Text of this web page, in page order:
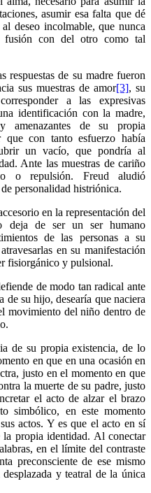
asumir esa falta que dé
deseo incolmable, que nunca
fusión con del otro como tal
respuestas de su madre fueron
sus muestras de amor[3], su
a las expresivas
identificación con la madre,
amenazantes de su propia
que con tanto esfuerzo había
un vacío, que pondría al
Ante las muestras de cariño
o repulsión. Freud aludió
personalidad histriónica.
en la representación del
deja de ser un ser humano
de las personas a su
en su manifestación
fisiorgánico y pulsional.
de modo tan radical ante
de su hijo, desearía que naciera
movimiento del niño dentro de
de su propia existencia, de lo
en que en una ocasión en
justo en el momento en que
la muerte de su padre, justo
el acto de alzar el brazo
simbólico, en este momento
actos. Y es que el acto en sí
propia identidad. Al conectar
en el límite del contraste
preconsciente de ese mismo
y teatral de la única